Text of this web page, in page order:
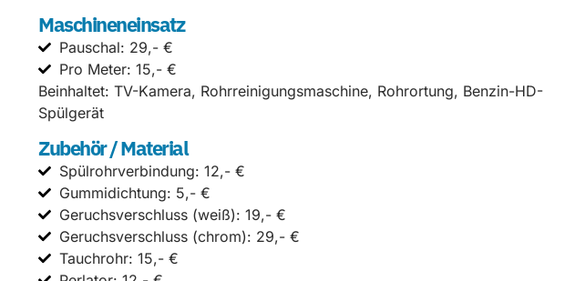
Maschineneinsatz
Pauschal: 29,- €
Pro Meter: 15,- €
Beinhaltet: TV-Kamera, Rohrreinigungsmaschine, Rohrortung, Benzin-HD-
Spülgerät
Zubehör / Material
Spülrohrverbindung: 12,- €
Gummidichtung: 5,- €
Geruchsverschluss (weiß): 19,- €
Geruchsverschluss (chrom): 29,- €
Tauchrohr: 15,- €